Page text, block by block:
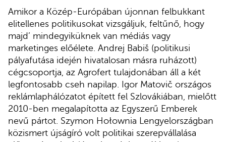
Amikor a Közép-Európában újonnan felbukkant
elitellenes politikusokat vizsgáljuk, feltűnő, hogy
majd’ mindegyiküknek van médiás vagy
marketinges előélete. Andrej Babiš (politikusi
pályafutása idején hivatalosan másra ruházott)
cégcsoportja, az Agrofert tulajdonában áll a két
legfontosabb cseh napilap. Igor Matovič országos
reklámlaphálózatot épített fel Szlovákiában, mielőtt
2010-ben megalapította az Egyszerű Emberek
nevű pártot. Szymon Hołownia Lengyelországban
közismert újságíró volt politikai szerepvállalása